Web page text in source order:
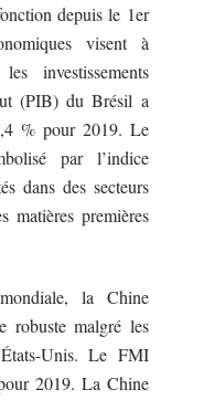
depuis le 1er
visent à
investissements
(PIB) du Brésil a
% pour 2019. Le
par l’indice
dans des secteurs
matières premières
la Chine
robuste malgré les
Unis. Le FMI
2019. La Chine